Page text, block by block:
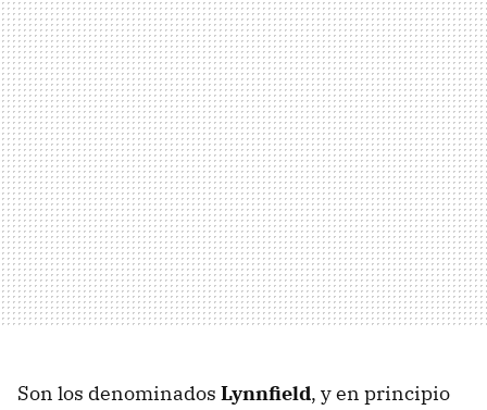
Son los denominados Lynnfield, y en principio